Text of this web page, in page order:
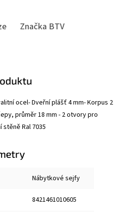
Značka BTV
ocel- Dveřní plášť 4 mm- Korpus 2
průměr 18 mm - 2 otvory pro
stěně Ral 7035
Nábytkové sejfy
8421461010605